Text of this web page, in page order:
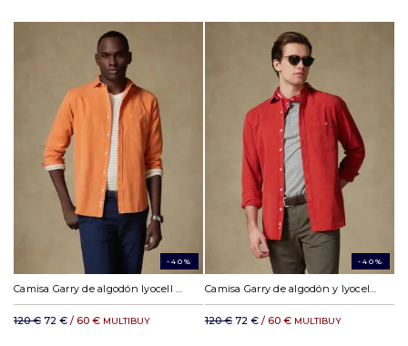
-40%
Camisa Garry de algodón lyocell naranja
120 € 72 € / 60 € MULTIBUY
-40%
Camisa Garry de algodón y lyocell rojo
120 € 72 € / 60 € MULTIBUY